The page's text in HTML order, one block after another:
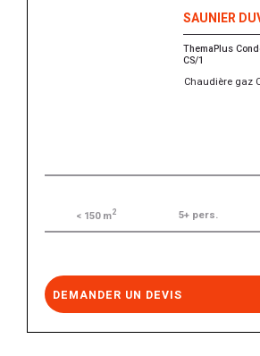
SAUNIER
ThemaPlus
CS/1
Chaudière gaz
< 150 m2 5+ pers.
DEMANDER UN DEVIS